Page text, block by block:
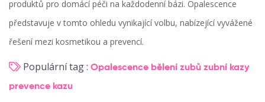
produktů pro domácí péči na každodenní bázi. Opalescence
představuje v tomto ohledu vynikající volbu, nabízející vyvážené
řešení mezi kosmetikou a prevencí.
Populární tag : Opalescence bělení zubů zubní kazy
prevence kazu